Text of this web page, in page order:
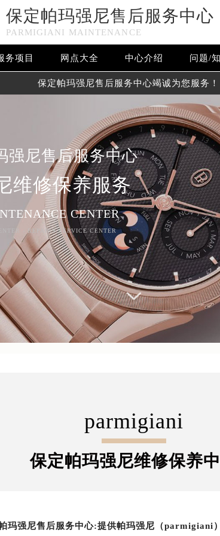
保定帕玛强尼售后服务中心
PARMIGIANI MAINTENANCE
务项目 网点大全 中心介绍 问题/
保定帕玛强尼售后服务中心竭诚为您服务！
强尼售后服务中心
维修保养服务
CENTER
- REPAIRS SERVICE CENTER
parmigiani
保定帕玛强尼维修保养
玛强尼售后服务中心:提供帕玛强尼（parmigiani